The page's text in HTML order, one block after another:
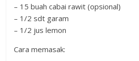
– 15 buah cabai rawit (opsional)
– 1/2 sdt garam
– 1/2 jus lemon
Cara memasak: